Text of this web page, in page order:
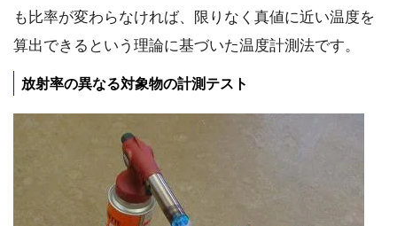
も比率が変わらなければ、限りなく真値に近い温度を
算出できるという理論に基づいた温度計測法です。
放射率の異なる対象物の計測テスト